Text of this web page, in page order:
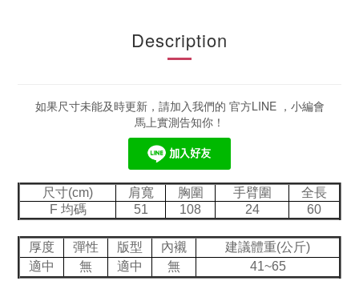
Description
如果尺寸未能及時更新，請加入我們的 官方LINE ，小編會
馬上實測告知你！
尺寸(cm) 肩寬 胸圍 手臂圍
全長
F 均碼
51 108 24 60
厚度 彈性 版型 內襯
建議體重(公斤)
適中
無 適中 無 41~65